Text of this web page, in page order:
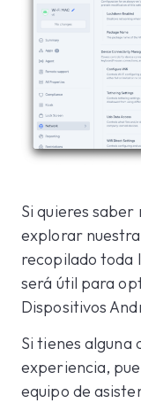
Si quieres
explorar nuestra
recopilado toda
será útil para
Dispositivos
Si tienes alguna
experiencia,
equipo de